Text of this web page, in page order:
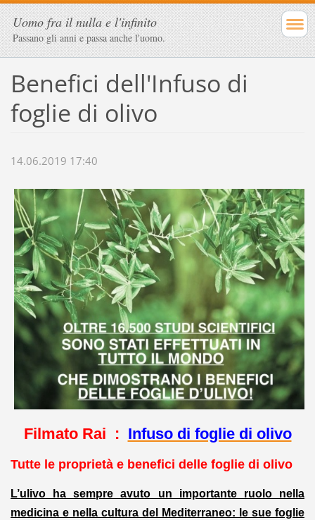
Uomo fra il nulla e l'infinito
Passano gli anni e passa anche l'uomo.
Benefici dell'Infuso di
foglie di olivo
14.06.2019 17:40
Filmato Rai : Infuso di foglie di olivo
Tutte le proprietà e benefici delle foglie di olivo
L’ulivo ha sempre avuto un importante ruolo nella
medicina e nella cultura del Mediterraneo: le sue foglie